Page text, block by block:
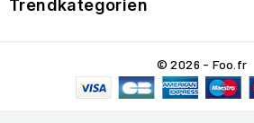
Trendkategorien
© 2026 - Foo.fr